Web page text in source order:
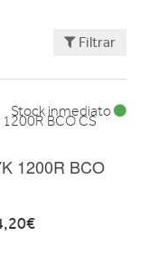
Filtrar
1200R BCO
Stock inmediato